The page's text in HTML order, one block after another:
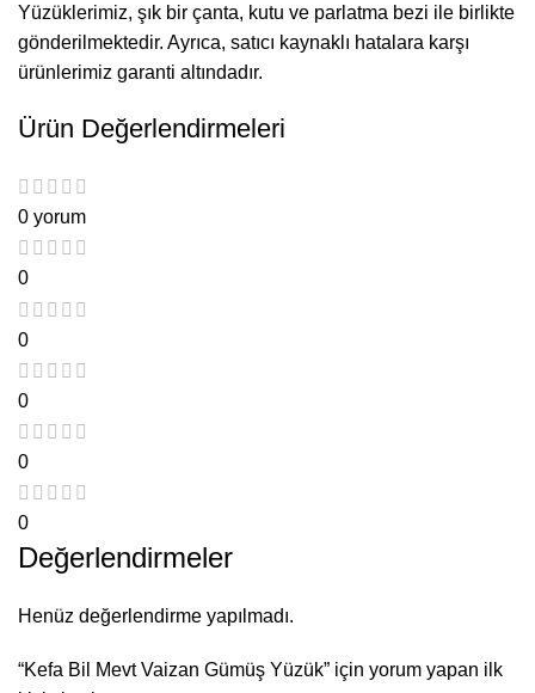
Yüzüklerimiz, şık bir çanta, kutu ve parlatma bezi ile birlikte
gönderilmektedir. Ayrıca, satıcı kaynaklı hatalara karşı
ürünlerimiz garanti altındadır.
Ürün Değerlendirmeleri
0 yorum
0
0
0
0
0
Değerlendirmeler
Henüz değerlendirme yapılmadı.
“Kefa Bil Mevt Vaizan Gümüş Yüzük” için yorum yapan ilk